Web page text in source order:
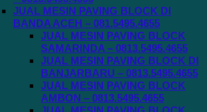
JUAL MESIN PAVING BLOCK DI
BANDA ACEH – 081.5495.4655
JUAL MESIN PAVING BLOCK
SAMARINDA – 0813.5495.4655
JUAL MESIN PAVING BLOCK DI
BANJARBARU – 0813.5495.4655
JUAL MESIN PAVING BLOCK
AMBON – 0813.5495.4655